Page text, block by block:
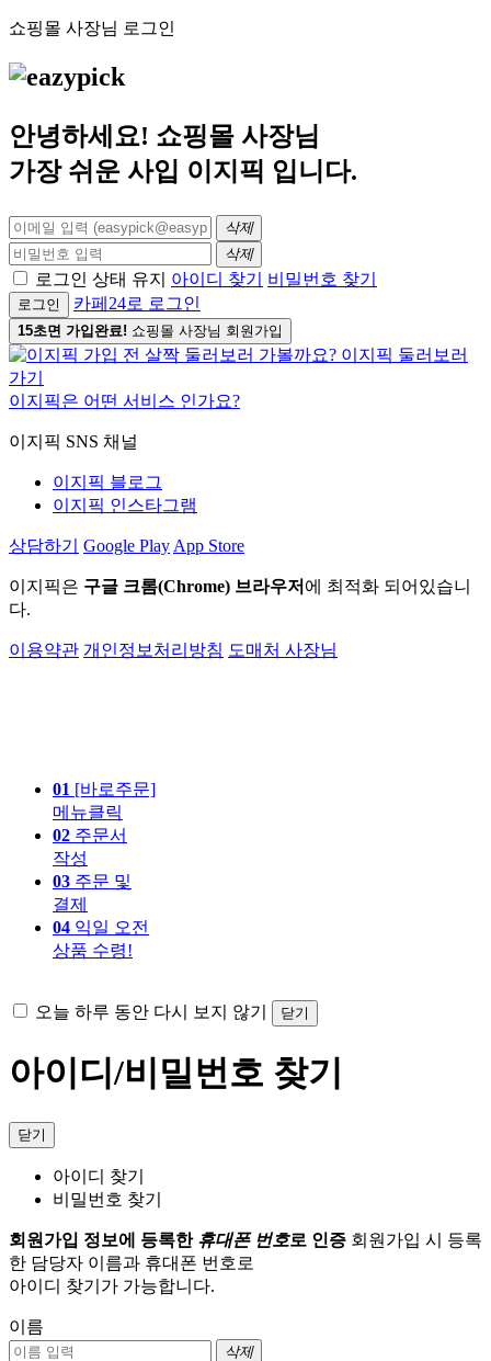
쇼핑몰 사장님 로그인
안녕하세요! 쇼핑몰 사장님
가장 쉬운 사입 이지픽 입니다.
삭제
삭제
로그인 상태 유지 아이디 찾기 비밀번호 찾기
로그인 카페24로 로그인
15초면 가입완료! 쇼핑몰 사장님 회원가입
이지픽은 어떤 서비스 인가요?
이지픽 SNS 채널
이지픽 블로그
이지픽 인스타그램
상담하기 Google Play App Store
이지픽은 구글 크롬(Chrome) 브라우저 에 최적화 되어있습니
다.
이용약관 개인정보처리방침 도매처 사장님
01 [바로주문]
메뉴클릭
02 주문서
작성
03 주문 및
결제
04 익일 오전
상품 수령!
오늘 하루 동안 다시 보지 않기 닫기
아이디/비밀번호 찾기
닫기
아이디 찾기
비밀번호 찾기
회원가입 정보에 등록한 휴대폰 번호로 인증 회원가입 시 등록
한 담당자 이름과 휴대폰 번호로
아이디 찾기가 가능합니다.
이름
삭제